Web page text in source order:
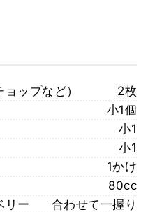
ップなど）
2枚
小1個
小1
小1
1かけ
80cc
リー
合わせて一握り